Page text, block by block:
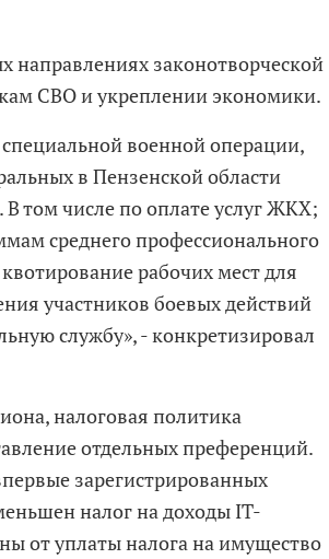
направлениях законотворческой
СВО и укреплении экономики.
военной операции,
в Пензенской области
том числе по оплате услуг ЖКХ;
среднего профессионального
рабочих мест для
участников боевых действий
службу», - конкретизировал
налоговая политика
отдельных преференций.
зарегистрированных
налог на доходы IT-
от уплаты налога на имущество